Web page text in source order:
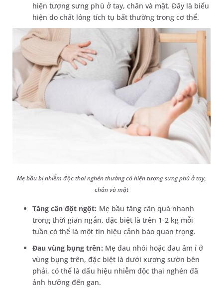
hiện tượng sưng phù ở tay, chân và mặt. Đây là biểu
hiện do chất lỏng tích tụ bất thường trong cơ thể.
Mẹ bầu bịnhiễm độc thai nghénthường có hiện tượng sưng phù ở tay,
chân và mặt
Tăng cân đột ngột: Mẹ bầu tăng cân quá nhanh
trong thời gian ngắn, đặc biệt là trên 1-2 kg mỗi
tuần có thể là một tín hiệu cảnh báo quan trọng.
Đau vùng bụng trên: Mẹ đau nhói hoặc đau âm ỉ ở
vùng bụng trên, đặc biệt là dưới xương sườn bên
phải, có thể là dấu hiệu nhiễm độc thai nghén đã
ảnh hưởng đến gan.